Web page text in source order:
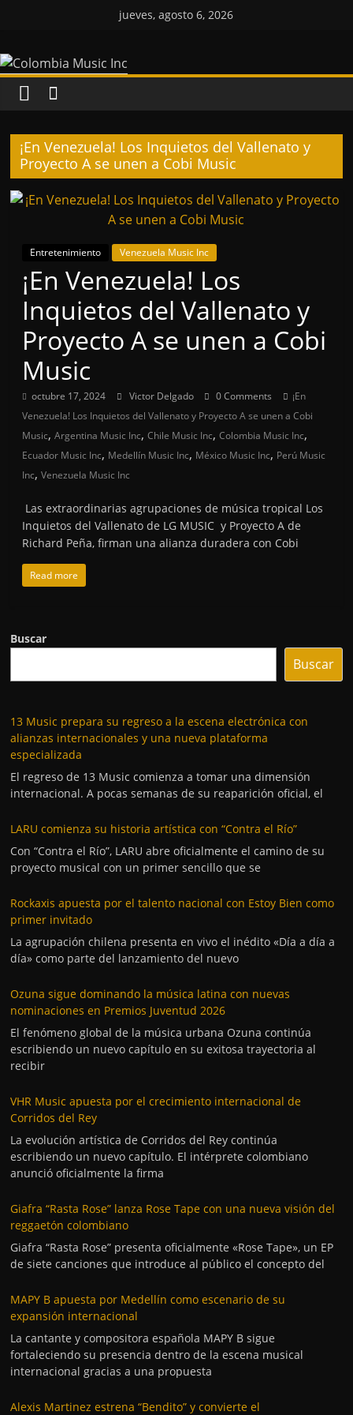
jueves, agosto 6, 2026
Colombia
Music
Inc
Colombia
Music
¡En Venezuela! Los Inquietos del Vallenato y
Proyecto A se unen a Cobi Music
Entretenimiento Venezuela Music Inc
¡En Venezuela! Los
Inquietos del Vallenato y
Proyecto A se unen a Cobi
Music
octubre 17, 2024 Victor Delgado 0 Comments
¡En
Venezuela! Los Inquietos del Vallenato y Proyecto A se unen a Cobi
Music,Argentina Music Inc,Chile Music Inc,Colombia Music Inc,
Ecuador Music Inc, Medellín Music Inc, México Music Inc, Perú Music
Inc,Venezuela Music Inc
Las extraordinarias agrupaciones de música tropical Los
Inquietos del Vallenato de LG MUSIC y Proyecto A de
Richard Peña, firman una alianza duradera con Cobi
Read more
Buscar
Buscar
13 Music prepara su regreso a la escena electrónica con
alianzas internacionales y una nueva plataforma
especializada
El regreso de 13 Music comienza a tomar una dimensión
internacional. A pocas semanas de su reaparición oficial, el
LARU comienza su historia artística con “Contra el Río”
Con “Contra el Río”, LARU abre oficialmente el camino de su
proyecto musical con un primer sencillo que se
Rockaxis apuesta por el talento nacional con Estoy Bien como
primer invitado
La agrupación chilena presenta en vivo el inédito «Día a día a
día» como parte del lanzamiento del nuevo
Ozuna sigue dominando la música latina con nuevas
nominaciones en Premios Juventud 2026
El fenómeno global de la música urbana Ozuna continúa
escribiendo un nuevo capítulo en su exitosa trayectoria al
recibir
VHR Music apuesta por el crecimiento internacional de
Corridos del Rey
La evolución artística de Corridos del Rey continúa
escribiendo un nuevo capítulo. El intérprete colombiano
anunció oficialmente la firma
Giafra “Rasta Rose” lanza Rose Tape con una nueva visión del
reggaetón colombiano
Giafra “Rasta Rose” presenta oficialmente «Rose Tape», un EP
de siete canciones que introduce al público el concepto del
MAPY B apuesta por Medellín como escenario de su
expansión internacional
La cantante y compositora española MAPY B sigue
fortaleciendo su presencia dentro de la escena musical
internacional gracias a una propuesta
Alexis Martinez estrena “Bendito” y convierte el